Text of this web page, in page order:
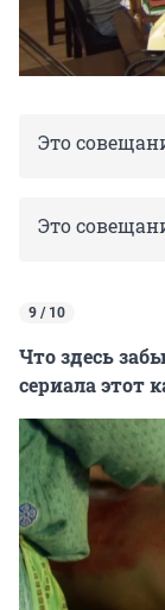
Это
Это
9 / 10
Что здесь
сериала этот